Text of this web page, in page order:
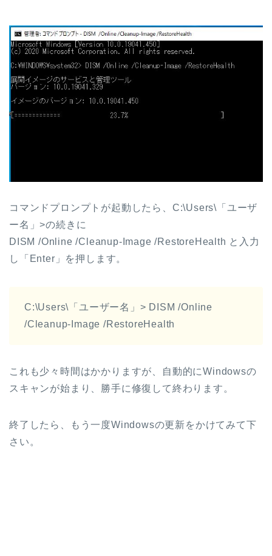
コマンドプロンプトが起動したら、C:\Users\「ユーザ
ー名」>の続きに
DISM /Online /Cleanup-Image /RestoreHealth と入力
し「Enter」を押します。
C:\Users\「ユーザー名」> DISM /Online
/Cleanup-Image /RestoreHealth
これも少々時間はかかりますが、自動的にWindowsの
スキャンが始まり、勝手に修復して終わります。
終了したら、もう一度Windowsの更新をかけてみて下
さい。